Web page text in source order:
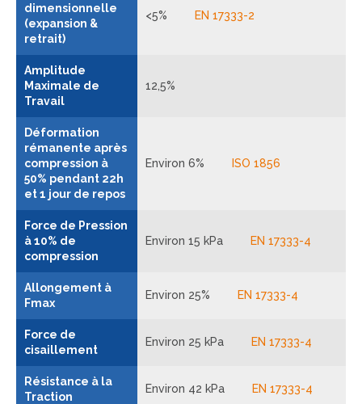
dimensionnelle
(expansion &
retrait)
<5% EN 17333-2
Amplitude
Maximale de
Travail
12,5%
Déformation
rémanente après
compression à
50% pendant 22h
et 1 jour de repos
Environ 6% ISO 1856
Force de Pression
à 10% de
compression
Environ 15 kPa EN 17333-4
Allongement à
Fmax
Environ 25% EN 17333-4
Force de
cisaillement
Environ 25 kPa EN 17333-4
Résistance à la
Traction
Environ 42 kPa EN 17333-4